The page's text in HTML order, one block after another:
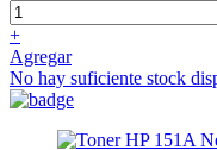
+
Agregar
No hay suficiente stock